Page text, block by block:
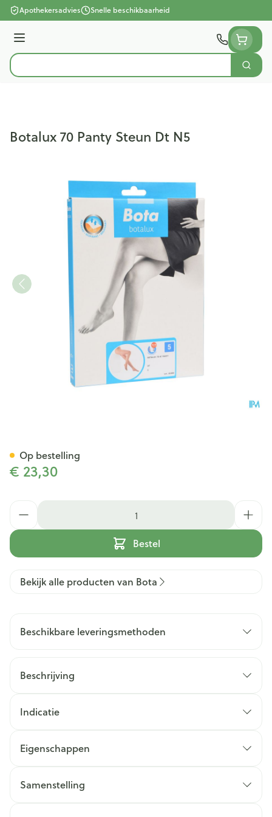
Ga naar de inhoud
Apothekersadvies Snelle beschikbaarheid
Menu
Product, merk, categorie...
Zoek
Botalux 70 Panty Steun Dt N5
€ 23,30
Bestel
Op bestelling
Bekijk alle producten van Bota
Beschikbare leveringsmethoden
Beschrijving
Indicatie
Eigenschappen
Samenstelling